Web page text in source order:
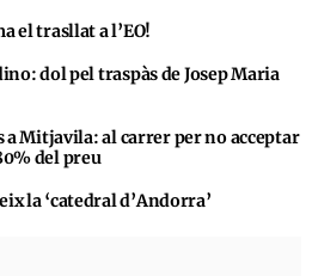
el trasllat a l’EO!
dol pel traspàs de Josep Maria
Mitjavila: al carrer per no acceptar
del preu
la ‘catedral d’Andorra’